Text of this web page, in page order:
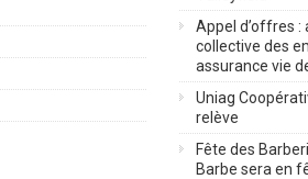
Appel d’offres :
collective des
assurance vie
Uniag
relève
Fête des
Barbe sera en